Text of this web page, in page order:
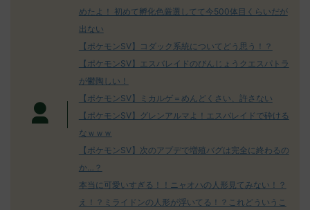
めたよ！ 初めて孵化色厳選してて今500体目くらいだが
出ない
【ポケモンSV】コダック系統についてどう思う！？
【ポケモンSV】エスバレイドのびんじょうクエスパトラ
が鬱陶しい！
【ポケモンSV】ミカルゲ＝めんどくさい、許さない
【ポケモンSV】グレンアルマよ！エスバレイドで砕ける
なｗｗｗ
【ポケモンSV】次のアプデで増殖バグは完全に終わるの
か…？
本当に可愛いすぎる！！ニャオハの人形見てみない！？
え！？ミライドンの人形が浮いてる！？これどういうこ